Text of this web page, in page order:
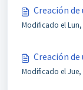
Creación de
Modificado el Lun,
Creación
Modificado el Jue,